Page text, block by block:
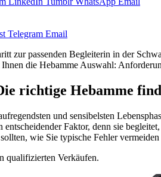
Telegram Email
zur passenden Begleiterin in der
die Hebamme Auswahl:
richtige Hebamme
und sensibelsten
entscheidender Faktor, denn sie
wie Sie typische Fehler
qualifizierten Verkäufen.